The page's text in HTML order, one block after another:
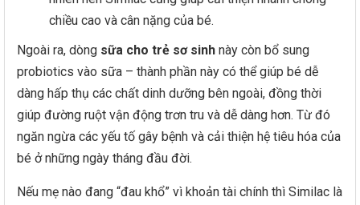
chiều cao và cân nặng của bé.
Ngoài ra, dòng sữa cho trẻ sơ sinh này còn bổ sung
probiotics vào sữa – thành phần này có thể giúp bé dễ
dàng hấp thụ các chất dinh dưỡng bên ngoài, đồng thời
giúp đường ruột vận động trơn tru và dễ dàng hơn. Từ đó
ngăn ngừa các yếu tố gây bệnh và cải thiện hệ tiêu hóa của
bé ở những ngày tháng đầu đời.
Nếu mẹ nào đang “đau khổ” vì khoản tài chính thì Similac là